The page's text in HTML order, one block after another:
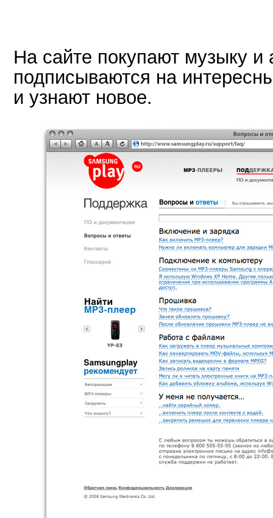
На сайте покупают музыку и
подписываются на
и узнают новое.